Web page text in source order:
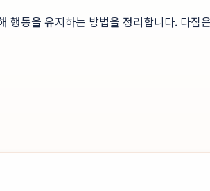
동을 유지하는 방법을 정리합니다. 다